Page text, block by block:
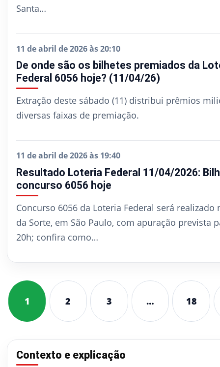
Santa…
11 de abril de 2026 às 20:10
De onde são os bilhetes premiados da
Federal 6056 hoje? (11/04/26)
Extração deste sábado (11) distribui prêmios
diversas faixas de premiação.
11 de abril de 2026 às 19:40
Resultado Loteria Federal 11/04/2026:
concurso 6056 hoje
Concurso 6056 da Loteria Federal será realizado
da Sorte, em São Paulo, com apuração prevista
20h; confira como…
1 2 3 … 18
Contexto e explicação